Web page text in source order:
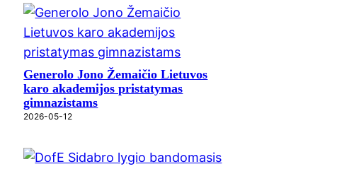
Generolo Jono Žemaičio Lietuvos
karo akademijos pristatymas
gimnazistams
2026-05-12